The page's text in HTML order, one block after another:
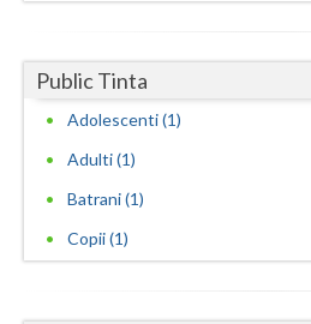
Gorj
Harghita
Hunedoara
Iasi
Public Tinta
Adolescenti (1)
Adulti (1)
Batrani (1)
Copii (1)